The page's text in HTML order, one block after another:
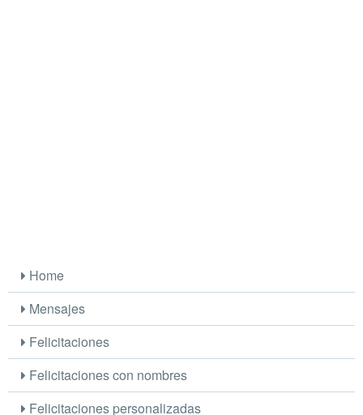
Home
Mensajes
Felicitaciones
Felicitaciones con nombres
Felicitaciones personalizadas